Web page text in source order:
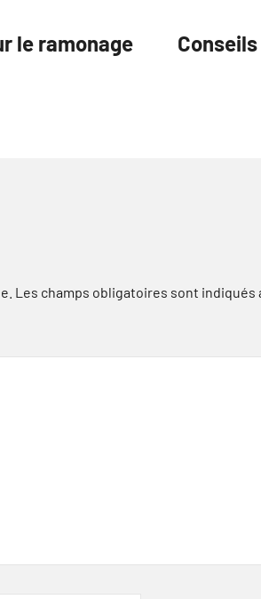
le ramonage
Les champs obligatoires sont indiqués